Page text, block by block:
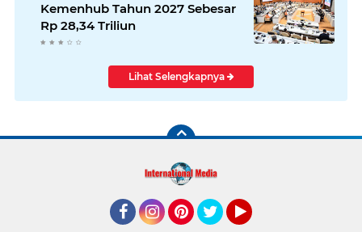
Kemenhub Tahun 2027 Sebesar
Rp 28,34 Triliun
Lihat Selengkapnya